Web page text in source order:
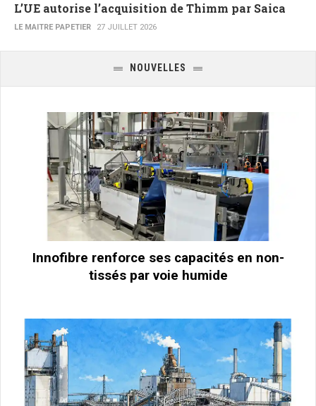
L’UE autorise l’acquisition de Thimm par Saica
LE MAITRE PAPETIER 27 JUILLET 2026
NOUVELLES
Innofibre renforce ses capacités en non-
tissés par voie humide